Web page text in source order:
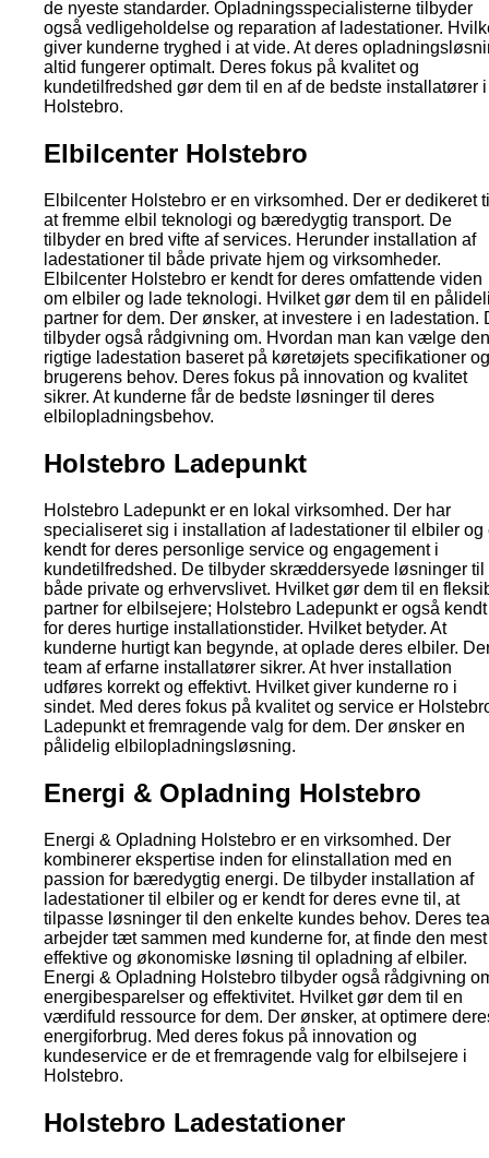
de nyeste standarder. Opladningsspecialisterne tilbyder
også vedligeholdelse og reparation af ladestationer.
giver kunderne tryghed i at vide. At deres
altid fungerer optimalt. Deres fokus på kvalitet og
kundetilfredshed gør dem til en af de bedste installatører i
Holstebro.
Elbilcenter Holstebro
Elbilcenter Holstebro er en virksomhed. Der er dedikeret
at fremme elbil teknologi og bæredygtig transport. De
tilbyder en bred vifte af services. Herunder installation af
ladestationer til både private hjem og virksomheder.
Elbilcenter Holstebro er kendt for deres omfattende viden
om elbiler og lade teknologi. Hvilket gør dem til en
partner for dem. Der ønsker, at investere i en ladestation.
tilbyder også rådgivning om. Hvordan man kan vælge den
rigtige ladestation baseret på køretøjets specifikationer og
brugerens behov. Deres fokus på innovation og kvalitet
sikrer. At kunderne får de bedste løsninger til deres
elbilopladningsbehov.
Holstebro Ladepunkt
Holstebro Ladepunkt er en lokal virksomhed. Der har
specialiseret sig i installation af ladestationer til elbiler og
kendt for deres personlige service og engagement i
kundetilfredshed. De tilbyder skræddersyede løsninger til
både private og erhvervslivet. Hvilket gør dem til en
partner for elbilsejere; Holstebro Ladepunkt er også kendt
for deres hurtige installationstider. Hvilket betyder. At
kunderne hurtigt kan begynde, at oplade deres elbiler.
team af erfarne installatører sikrer. At hver installation
udføres korrekt og effektivt. Hvilket giver kunderne ro i
sindet. Med deres fokus på kvalitet og service er
Ladepunkt et fremragende valg for dem. Der ønsker en
pålidelig elbilopladningsløsning.
Energi & Opladning Holstebro
Energi & Opladning Holstebro er en virksomhed. Der
kombinerer ekspertise inden for elinstallation med en
passion for bæredygtig energi. De tilbyder installation af
ladestationer til elbiler og er kendt for deres evne til, at
tilpasse løsninger til den enkelte kundes behov. Deres
arbejder tæt sammen med kunderne for, at finde den mest
effektive og økonomiske løsning til opladning af elbiler.
Energi & Opladning Holstebro tilbyder også rådgivning
energibesparelser og effektivitet. Hvilket gør dem til en
værdifuld ressource for dem. Der ønsker, at optimere
energiforbrug. Med deres fokus på innovation og
kundeservice er de et fremragende valg for elbilsejere i
Holstebro.
Holstebro Ladestationer